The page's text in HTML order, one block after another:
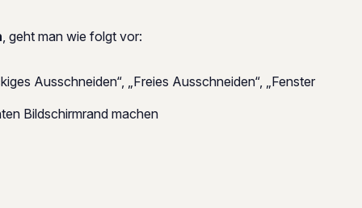
, geht man wie folgt vor:
Ausschneiden“, „Freies Ausschneiden“, „Fenster
Bildschirmrand machen